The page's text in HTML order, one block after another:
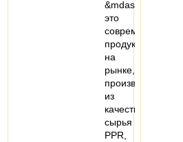
&mdash;
это
современный
продукт
на
рынке,
производимый
из
качественного
сырья
PPR,